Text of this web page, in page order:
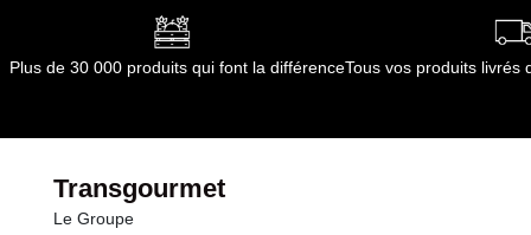
Plus de 30 000 produits qui font la différenceTous vos produits livrés
Transgourmet
Le Groupe